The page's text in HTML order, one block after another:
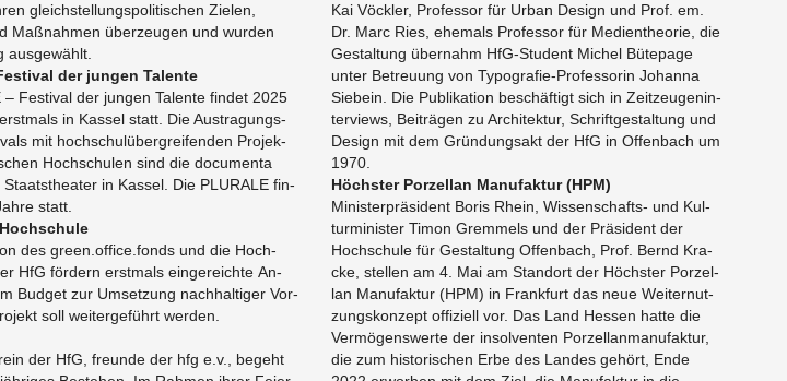
gleich­stel­lungs­po­li­ti­schen Zie­len,
Maß­nah­men über­zeu­gen und wur­den
aus­ge­wählt.
der jun­gen Ta­len­te
– Fes­ti­val der jun­gen Ta­len­te fin­det 2025
in Kas­sel statt. Die Aus­tra­gungs­
mit hoch­schul­über­grei­fen­den Pro­jek­
Hoch­schu­len sind die do­cu­men­ta
Staats­thea­ter in Kas­sel. Die PLU­RA­LE fin­
statt.
des green.​office.​fonds und die Hoch­
HfG för­dern erst­mals ein­ge­reich­te An­
Bud­get zur Um­set­zung nach­hal­ti­ger Vor­
soll wei­ter­ge­führt wer­den.
der HfG, freun­de der hfg e.v., be­geht
Kai Vöck­ler, Pro­fes­sor für Urban De­sign und Prof. em.
Dr. Marc Ries, ehe­mals Pro­fes­sor für Me­di­en­theo­rie, die
Ge­stal­tung über­nahm HfG-Stu­dent Mi­chel Bü­te­page
unter Be­treu­ung von Ty­po­gra­fie-Pro­fes­so­rin Jo­han­na
Sie­bein. Die Pu­bli­ka­ti­on be­schäf­tigt sich in Zeit­zeu­gen­in­
ter­views, Bei­trä­gen zu Ar­chi­tek­tur, Schrift­ge­stal­tung und
De­sign mit dem Grün­dungs­akt der HfG in Of­fen­bach um
1970.
Höchs­ter Por­zel­lan Ma­nu­fak­tur (HPM)
Mi­nis­ter­prä­si­dent Boris Rhein, Wis­sen­schafts- und Kul­
tur­mi­nis­ter Timon Grem­mels und der Prä­si­dent der
Hoch­schu­le für Ge­stal­tung Of­fen­bach, Prof. Bernd Kra­
cke, stel­len am 4. Mai am Stand­ort der Höchs­ter Por­zel­
lan Ma­nu­fak­tur (HPM) in Frank­furt das neue Wei­ter­nut­
zungs­kon­zept of­fi­zi­ell vor. Das Land Hes­sen hatte die
Ver­mö­gens­wer­te der in­sol­ven­ten Por­zel­lan­ma­nu­fak­tur,
die zum his­to­ri­schen Erbe des Lan­des ge­hört, Ende